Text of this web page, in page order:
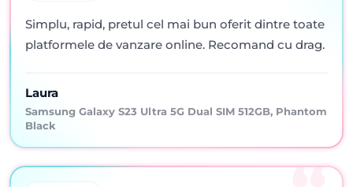
Simplu, rapid, pretul cel mai bun oferit dintre toate
platformele de vanzare online. Recomand cu drag.
Laura
Samsung Galaxy S23 Ultra 5G Dual SIM 512GB, Phantom
Black